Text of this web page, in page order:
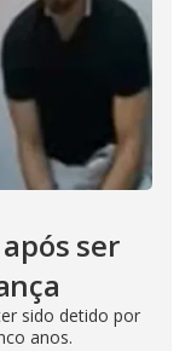
ser
sido detido por
anos.